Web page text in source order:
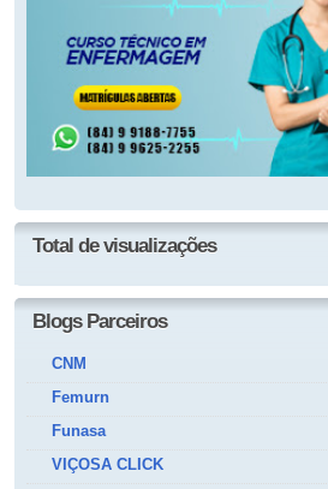
Total de visualizações
Blogs Parceiros
CNM
Femurn
Funasa
VIÇOSA CLICK